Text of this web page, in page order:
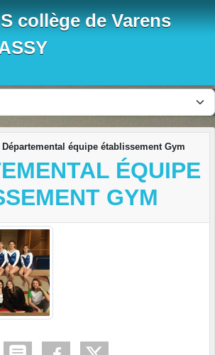
collège de Varens
Départemental équipe établissement Gym
ÉQUIPE
GYM
cookies